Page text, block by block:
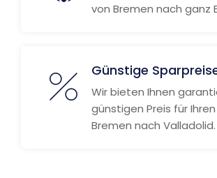
von Bremen nach ganz
Günstige
Wir bieten Ihnen
günstigen Preis für
Bremen nach Valladolid.